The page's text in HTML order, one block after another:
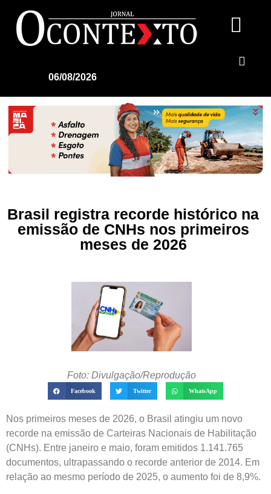
06/08/2026
Brasil registra recorde histórico na
emissão de CNHs nos primeiros
meses de 2026
Foto: Divulgação/Reprodução
Facebook Twitter WhatsApp
Nos primeiros meses de 2026, o Brasil atingiu um novo
recorde na emissão de Carteiras Nacionais de Habilitação
(CNHs). Entre janeiro e maio, foram emitidos 1.141.765
documentos, ultrapassando o recorde anterior de 2014. Em
relação ao mesmo período de 2025, o aumento foi de 8,9%.